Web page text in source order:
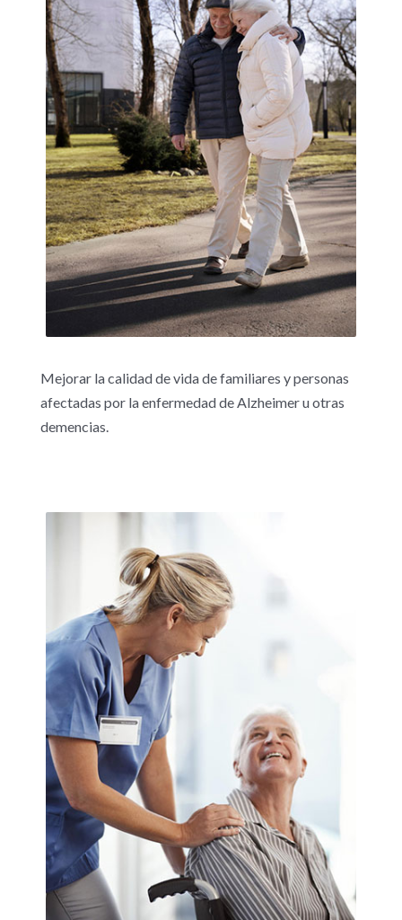
Mejorar la calidad de vida de familiares y personas
afectadas por la enfermedad de Alzheimer u otras
demencias.